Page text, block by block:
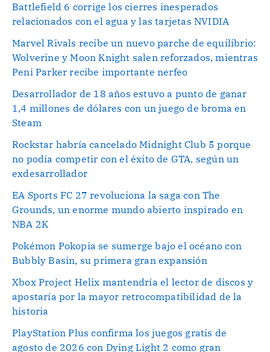
Battlefield 6 corrige los cierres inesperados
relacionados con el agua y las tarjetas NVIDIA
Marvel Rivals recibe un nuevo parche de equilibrio:
Wolverine y Moon Knight salen reforzados, mientras
Peni Parker recibe importante nerfeo
Desarrollador de 18 años estuvo a punto de ganar
1,4 millones de dólares con un juego de broma en
Steam
Rockstar habría cancelado Midnight Club 5 porque
no podía competir con el éxito de GTA, según un
exdesarrollador
EA Sports FC 27 revoluciona la saga con The
Grounds, un enorme mundo abierto inspirado en
NBA 2K
Pokémon Pokopia se sumerge bajo el océano con
Bubbly Basin, su primera gran expansión
Xbox Project Helix mantendría el lector de discos y
apostaría por la mayor retrocompatibilidad de la
historia
PlayStation Plus confirma los juegos gratis de
agosto de 2026 con Dying Light 2 como gran